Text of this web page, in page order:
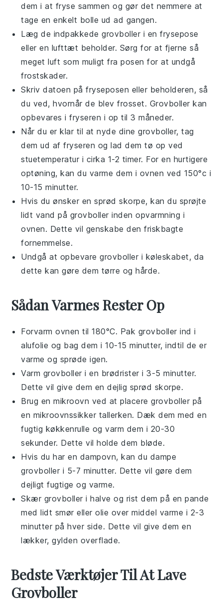
dem i at fryse sammen og gør det nemmere at
tage en enkelt bolle ud ad gangen.
Læg de indpakkedegrovboller i en frysepose
eller en lufttæt beholder. Sørg for at fjerne så
meget luft som muligt fra posen for at undgå
frostskader.
Skriv datoen på fryseposen eller beholderen, så
du ved, hvornår de blev frosset. Grovboller kan
opbevares i fryseren i op til 3 måneder.
Når du er klar til at nyde dinegrovboller, tag
dem ud af fryseren og lad dem tø op ved
stuetemperatur i cirka 1-2 timer. For en hurtigere
optøning, kan du varme dem i ovnen ved 150°c i
10-15 minutter.
Hvis du ønsker en sprød skorpe, kan du sprøjte
lidt vand på grovboller inden opvarmning i
ovnen. Dette vil genskabe den friskbagte
fornemmelse.
Undgå at opbevaregrovboller i køleskabet, da
dette kan gøre dem tørre og hårde.
Sådan Varmes Rester Op
Forvarm ovnen til 180°C. Pak grovboller ind i
alufolie og bag dem i 10-15 minutter, indtil de er
varme og sprøde igen.
Varm grovboller i en brødrister i 3-5 minutter.
Dette vil give dem en dejlig sprød skorpe.
Brug enmikroovn ved at placeregrovboller på
en mikroovnssikker tallerken. Dæk dem med en
fugtig køkkenrulle og varm dem i 20-30
sekunder. Dette vil holde dem bløde.
Hvis du har en dampovn, kan du dampe
grovboller i 5-7 minutter. Dette vil gøre dem
dejligt fugtige og varme.
Skær grovboller i halve og rist dem på enpande
med lidt smør ellerolie over middel varme i 2-3
minutter på hver side. Dette vil give dem en
lækker, gylden overflade.
Bedste Værktøjer Til At Lave
Grovboller